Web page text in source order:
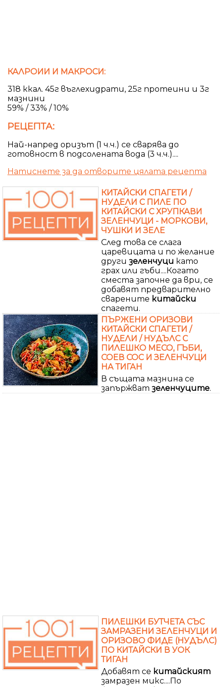
КАЛРОИИ И МАКРОСИ:
318 ккал. 45г въглехидрати, 25г протеини и 3г
мазнини
59% / 33% / 10%
РЕЦЕПТА:
Най-напред оризът (1 ч.ч.) се сварява до
готовност в подсолената вода (3 ч.ч.)....
Натиснете за да отворите цялата рецепта
КИТАЙСКИ СПАГЕТИ /
НУДЕЛИ С ПИЛЕ ПО
КИТАЙСКИ С ХРУПКАВИ
ЗЕЛЕНЧУЦИ - МОРКОВИ,
ЧУШКИ И ЗЕЛЕ
След това се слага
царевицата и по желание
други зеленчуци като
грах или гъби....Когато
сместа започне да ври, се
добавят предварително
сварените китайски
спагети.
ПЪРЖЕНИ ОРИЗОВИ
КИТАЙСКИ СПАГЕТИ /
НУДЕЛИ / НУДЪЛС С
ПИЛЕШКО МЕСО, ГЪБИ,
СОЕВ СОС И ЗЕЛЕНЧУЦИ
НА ТИГАН
В същата мазнина се
запържват зеленчуците.
ПИЛЕШКИ БУТЧЕТА СЪС
ЗАМРАЗЕНИ ЗЕЛЕНЧУЦИ И
ОРИЗОВО ФИДЕ (НУДЪЛС)
ПО КИТАЙСКИ В УОК
ТИГАН
Добавят се китайският
замразен микс....По